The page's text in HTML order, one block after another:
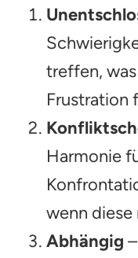
treffen,
Frustration
Harmonie
wenn
Abhängig